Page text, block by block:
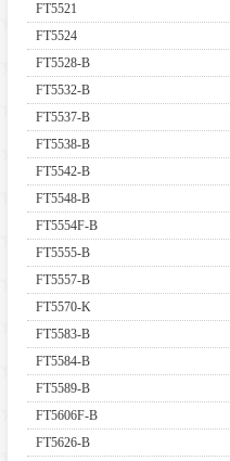
FT5521
FT5524
FT5528-B
FT5532-B
FT5537-B
FT5538-B
FT5542-B
FT5548-B
FT5554F-B
FT5555-B
FT5557-B
FT5570-K
FT5583-B
FT5584-B
FT5589-B
FT5606F-B
FT5626-B